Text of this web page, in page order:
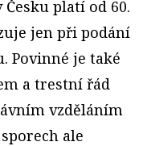
platí od 60.
jen při podání
Povinné je také
a trestní řád
vzděláním
ale